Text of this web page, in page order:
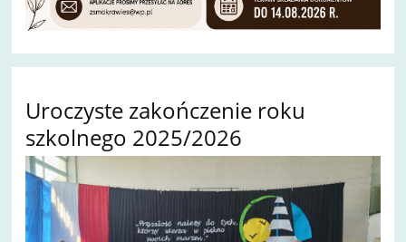
Uroczyste zakończenie roku
szkolnego 2025/2026